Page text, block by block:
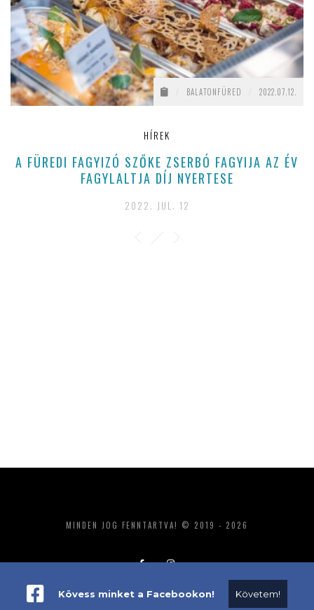
BALATONFÜRED 2022.07.12.
HÍREK
A FÜREDI FAGYIZÓ SZŐKE ZSERBÓ FAGYIJA AZ ÉV
FAGYLALTJA DÍJ NYERTESE
2022. JUL. 12
MINDEN JOG FENNTARTVA! © 2019 - 2026
ADATKEZELÉS IMPRESSZUM MÉDIAAJÁNLAT
Kövess minket a Facebookon! Követem!